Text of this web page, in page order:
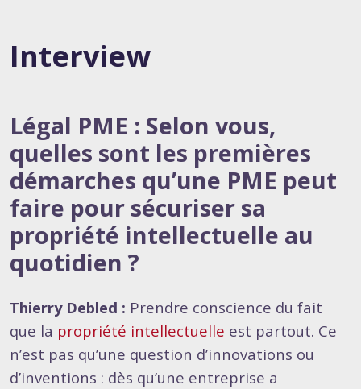
Interview
Légal PME : Selon vous,
quelles sont les premières
démarches qu’une PME peut
faire pour sécuriser sa
propriété intellectuelle au
quotidien ?
Thierry Debled : Prendre conscience du fait
que la propriété intellectuelle est partout. Ce
n’est pas qu’une question d’innovations ou
d’inventions : dès qu’une entreprise a